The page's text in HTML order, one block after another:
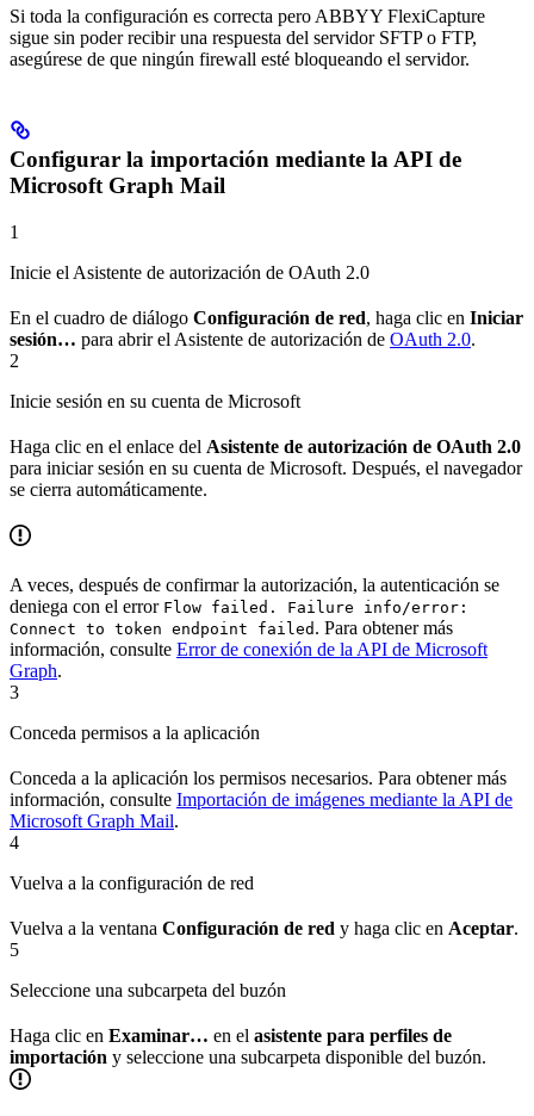
Si toda la configuración es correcta pero ABBYY FlexiCapture
sigue sin poder recibir una respuesta del servidor SFTP o FTP,
asegúrese de que ningún firewall esté bloqueando el servidor.
Configurar la importación mediante la API de
Microsoft Graph Mail
1
Inicie el Asistente de autorización de OAuth 2.0
En el cuadro de diálogo Configuración de red, haga clic en Iniciar
sesión… para abrir el Asistente de autorización de OAuth 2.0.
2
Inicie sesión en su cuenta de Microsoft
Haga clic en el enlace del Asistente de autorización de OAuth 2.0
para iniciar sesión en su cuenta de Microsoft. Después, el navegador
se cierra automáticamente.
A veces, después de confirmar la autorización, la autenticación se
deniega con el error Flow failed. Failure info/error:
Connect to token endpoint failed . Para obtener más
información, consulte Error de conexión de la API de Microsoft
Graph.
3
Conceda permisos a la aplicación
Conceda a la aplicación los permisos necesarios. Para obtener más
información, consulte Importación de imágenes mediante la API de
Microsoft Graph Mail.
4
Vuelva a la configuración de red
Vuelva a la ventana Configuración de red y haga clic en Aceptar.
5
Seleccione una subcarpeta del buzón
Haga clic en Examinar… en el asistente para perfiles de
importación y seleccione una subcarpeta disponible del buzón.